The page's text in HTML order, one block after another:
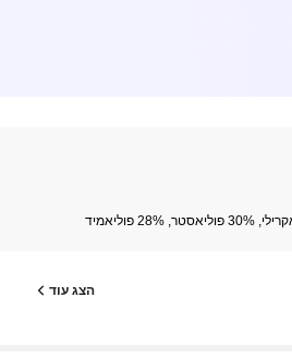
הצג עוד